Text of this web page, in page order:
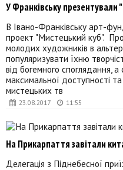
23.08.2017 11:55
У Франківську
В Івано-Франківську арт-
проект "Мистецький куб".
молодих художників в
популяризувати їхню
від богемного споглядання,
максимальної доступності
мистецьких тв
На Прикарпаття завітали
Делегація з Піднебесної